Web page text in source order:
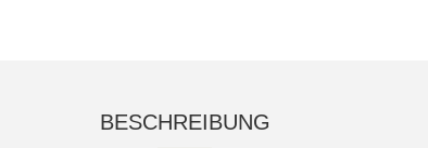
BESCHREIBUNG